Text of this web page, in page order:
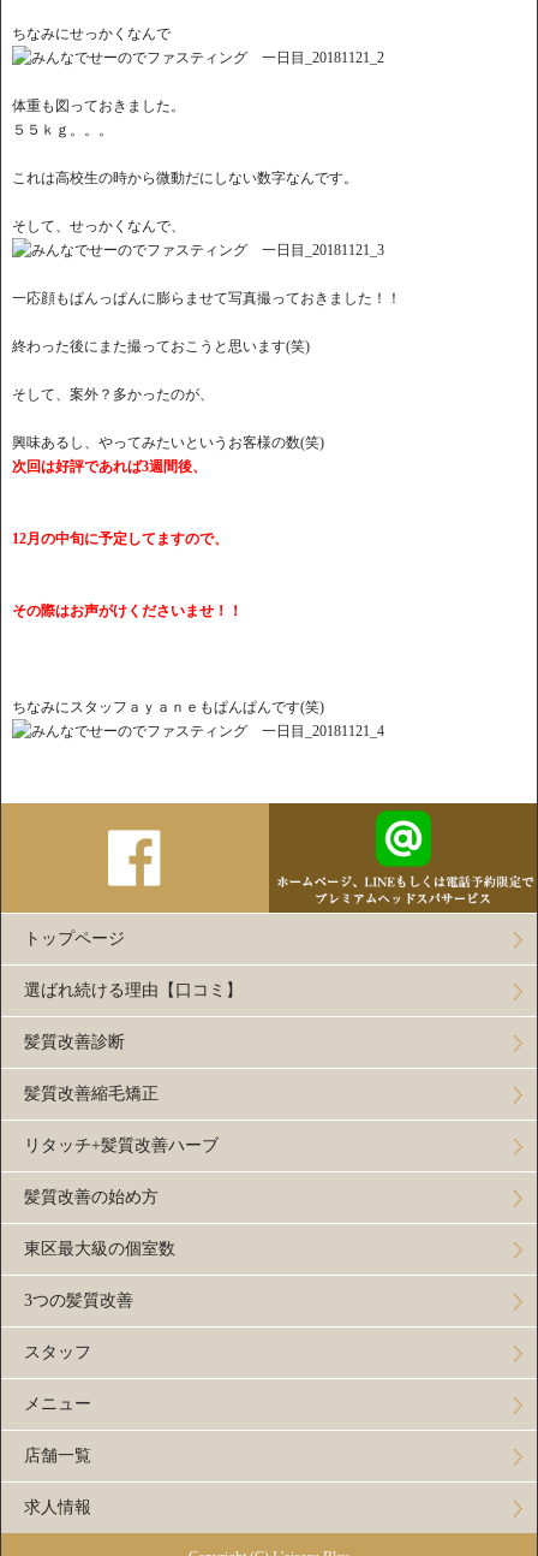
ちなみにせっかくなんで
体重も図っておきました。
５５ｋｇ。。。
これは高校生の時から微動だにしない数字なんです。
そして、せっかくなんで、
一応顔もぱんっぱんに膨らませて写真撮っておきました！！
終わった後にまた撮っておこうと思います(笑)
そして、案外？多かったのが、
興味あるし、やってみたいというお客様の数(笑)
次回は好評であれば3週間後、
12月の中旬に予定してますので、
その際はお声がけくださいませ！！
ちなみにスタッフａｙａｎｅもぱんぱんです(笑)
トップページ
選ばれ続ける理由【口コミ】
髪質改善診断
髪質改善縮毛矯正
リタッチ+髪質改善ハーブ
髪質改善の始め方
東区最大級の個室数
3つの髪質改善
スタッフ
メニュー
店舗一覧
求人情報